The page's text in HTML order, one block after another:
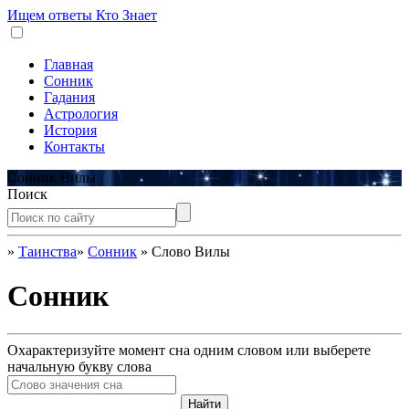
Ищем ответы Кто Знает
Главная
Сонник
Гадания
Астрология
История
Контакты
Сонник Вилы
Поиск
» Таинства» Сонник » Слово Вилы
Сонник
Охарактеризуйте момент сна одним словом или выберете
начальную букву слова